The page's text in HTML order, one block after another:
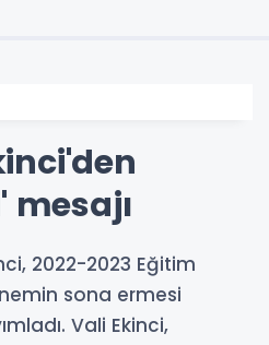
mesajı
2022-2023 Eğitim
sona ermesi
Vali Ekinci,